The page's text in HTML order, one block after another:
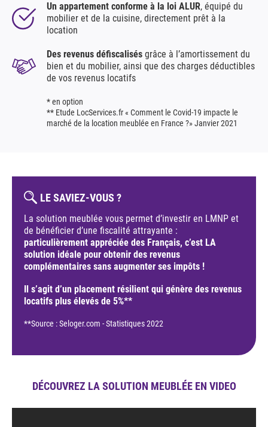
Un appartement conforme à la loi ALUR, équipé du
mobilier et de la cuisine, directement prêt à la
location
Des revenus défiscalisés grâce à l’amortissement du
bien et du mobilier, ainsi que des charges déductibles
de vos revenus locatifs
* en option
** Etude LocServices.fr « Comment le Covid-19 impacte le
marché de la location meublée en France ?» Janvier 2021
LE SAVIEZ-VOUS ?
La solution meublée vous permet d’investir en LMNP et
de bénéficier d’une fiscalité attrayante :
particulièrement appréciée des Français, c’est LA
solution idéale pour obtenir des revenus
complémentaires sans augmenter ses impôts !
Il s’agit d’un placement résilient qui génère des revenus
locatifs plus élevés de 5%**
**Source : Seloger.com - Statistiques 2022
DÉCOUVREZ LA SOLUTION MEUBLÉE EN VIDEO